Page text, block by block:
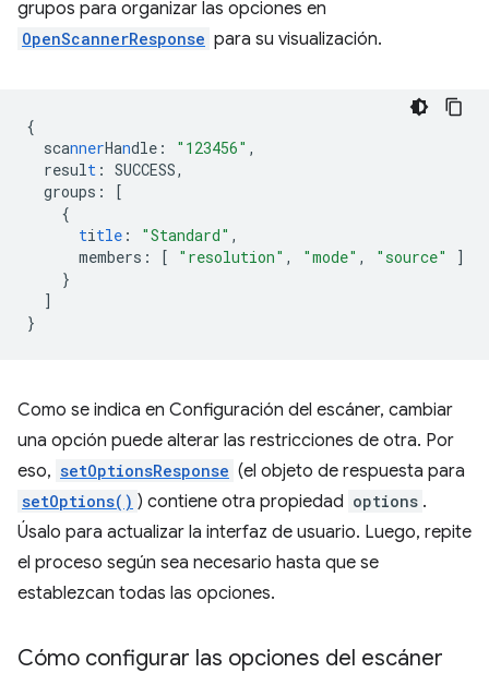
grupos para organizar las opciones en
OpenScannerResponse para su visualización.
{
scannerHandle : "123456" ,
result : SUCCESS,
groups :
[
{
title : "Standard" ,
members : [ "resolution" , "mode" , "source"
]
}
]
}
Como se indica en Configuración del escáner, cambiar
una opción puede alterar las restricciones de otra. Por
eso, setOptionsResponse (el objeto de respuesta para
setOptions() ) contiene otra propiedad options .
Úsalo para actualizar la interfaz de usuario. Luego, repite
el proceso según sea necesario hasta que se
establezcan todas las opciones.
Cómo configurar las opciones del escáner